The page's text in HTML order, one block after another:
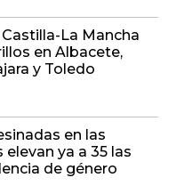
La Mancha
en Albacete,
y Toledo
en las
ya a 35 las
de género